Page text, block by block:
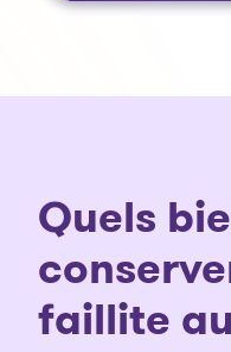
Quels
faillite